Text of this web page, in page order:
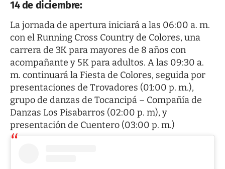
14 de diciembre:
La jornada de apertura iniciará a las 06:00 a. m.
con el Running Cross Country de Colores, una
carrera de 3K para mayores de 8 años con
acompañante y 5K para adultos. A las 09:30 a.
m. continuará la Fiesta de Colores, seguida por
presentaciones de Trovadores (01:00 p. m.),
grupo de danzas de Tocancipá – Compañía de
Danzas Los Pisabarros (02:00 p. m), y
presentación de Cuentero (03:00 p. m.)